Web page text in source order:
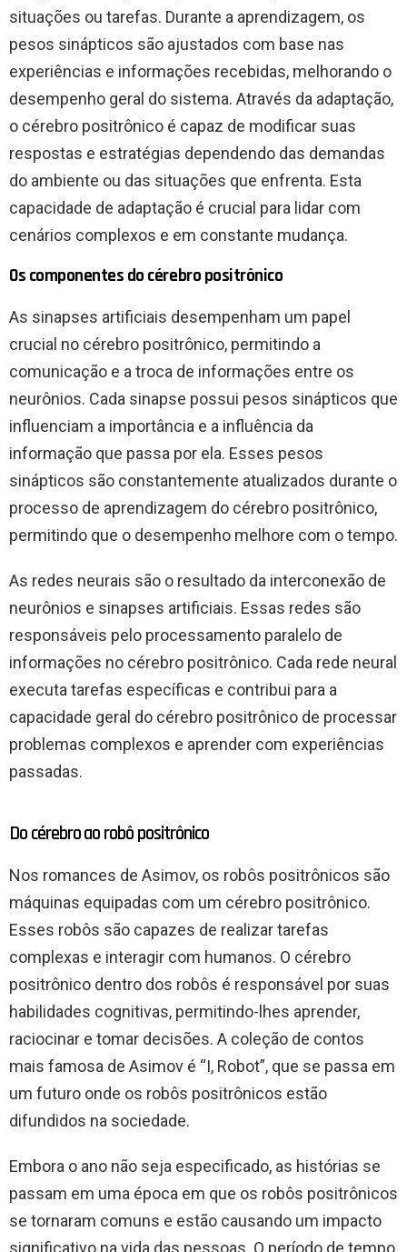
situações ou tarefas. Durante a aprendizagem, os
pesos sinápticos são ajustados com base nas
experiências e informações recebidas, melhorando o
desempenho geral do sistema. Através da adaptação,
o cérebro positrônico é capaz de modificar suas
respostas e estratégias dependendo das demandas
do ambiente ou das situações que enfrenta. Esta
capacidade de adaptação é crucial para lidar com
cenários complexos e em constante mudança.
Os componentes do cérebro positrônico
As sinapses artificiais desempenham um papel
crucial no cérebro positrônico, permitindo a
comunicação e a troca de informações entre os
neurônios. Cada sinapse possui pesos sinápticos que
influenciam a importância e a influência da
informação que passa por ela. Esses pesos
sinápticos são constantemente atualizados durante o
processo de aprendizagem do cérebro positrônico,
permitindo que o desempenho melhore com o tempo.
As redes neurais são o resultado da interconexão de
neurônios e sinapses artificiais. Essas redes são
responsáveis ​​pelo processamento paralelo de
informações no cérebro positrônico. Cada rede neural
executa tarefas específicas e contribui para a
capacidade geral do cérebro positrônico de processar
problemas complexos e aprender com experiências
passadas.
Do cérebro ao robô positrônico
Nos romances de Asimov, os robôs positrônicos são
máquinas equipadas com um cérebro positrônico.
Esses robôs são capazes de realizar tarefas
complexas e interagir com humanos. O cérebro
positrônico dentro dos robôs é responsável por suas
habilidades cognitivas, permitindo-lhes aprender,
raciocinar e tomar decisões. A coleção de contos
mais famosa de Asimov é “I, Robot”, que se passa em
um futuro onde os robôs positrônicos estão
difundidos na sociedade.
Embora o ano não seja especificado, as histórias se
passam em uma época em que os robôs positrônicos
se tornaram comuns e estão causando um impacto
significativo na vida das pessoas. O período de tempo